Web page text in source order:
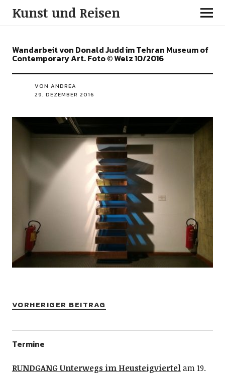
Kunst und Reisen
Wandarbeit von Donald Judd im Tehran Museum of
Contemporary Art. Foto © Welz 10/2016
VON ANDREA
29. DEZEMBER 2016
VORHERIGER BEITRAG
Termine
RUNDGANG Unterwegs im Heusteigviertelam 19.